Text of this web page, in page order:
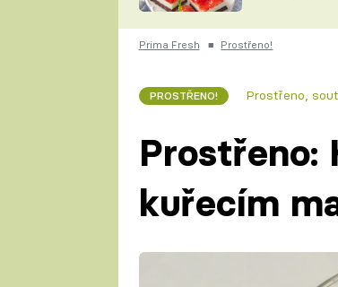
ČESKO
Prima Fresh ■ Prostřeno!
PROSTŘENO! Prostřeno,
Prostřeno:
kuřecím